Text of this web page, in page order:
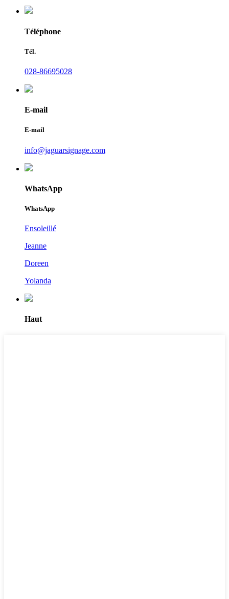
Téléphone
Tél.
028-86695028
E-mail
E-mail
info@jaguarsignage.com
WhatsApp
WhatsApp
Ensoleillé
Jeanne
Doreen
Yolanda
Haut